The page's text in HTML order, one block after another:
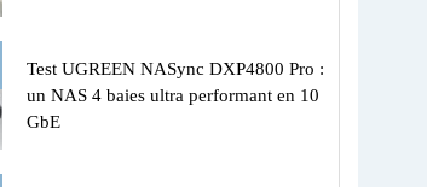
Test UGREEN NASync DXP4800 Pro :
un NAS 4 baies ultra performant en 10
GbE